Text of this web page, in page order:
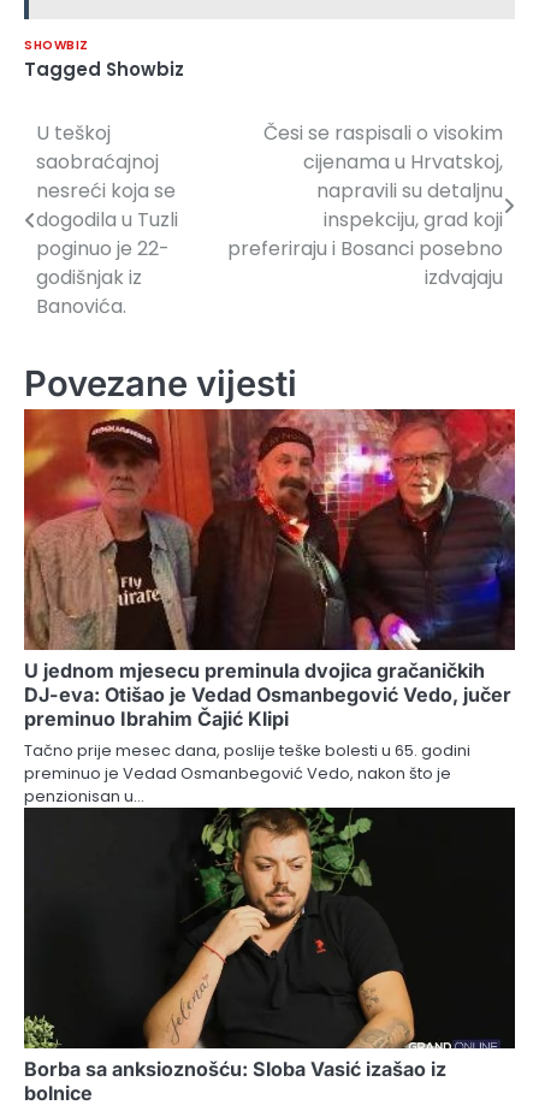
SHOWBIZ
Tagged Showbiz
Navigacija
članaka
U teškoj
saobraćajnoj
nesreći koja se
dogodila u Tuzli
poginuo je 22-
godišnjak iz
Banovića.
Česi se raspisali o visokim
cijenama u Hrvatskoj,
napravili su detaljnu
inspekciju, grad koji
preferiraju i Bosanci posebno
izdvajaju
Povezane vijesti
U jednom mjesecu preminula dvojica gračaničkih
DJ-eva: Otišao je Vedad Osmanbegović Vedo, jučer
preminuo Ibrahim Čajić Klipi
Tačno prije mesec dana, poslije teške bolesti u 65. godini
preminuo je Vedad Osmanbegović Vedo, nakon što je
penzionisan u…
Borba sa anksioznošću: Sloba Vasić izašao iz
bolnice